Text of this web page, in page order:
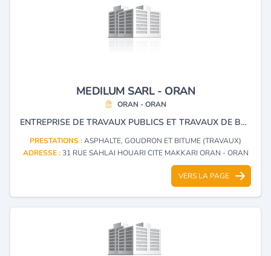
MEDILUM SARL - ORAN
ORAN - ORAN
ENTREPRISE DE TRAVAUX PUBLICS ET TRAVAUX DE BATIMENT.
PRESTATIONS :ASPHALTE, GOUDRON ET BITUME (TRAVAUX)
ADRESSE :31 RUE SAHLAI HOUARI CITE MAKKARI ORAN - ORAN
VERS LA PAGE